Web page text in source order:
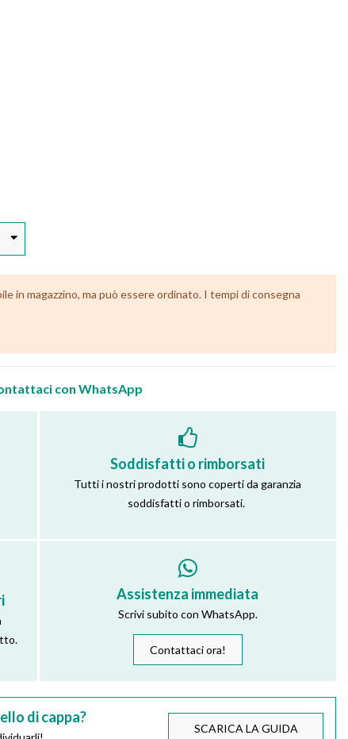
in magazzino, ma può essere ordinato. I tempi di consegna
con WhatsApp
Soddisfatti o rimborsati
Tutti i nostri prodotti sono coperti da garanzia
soddisfatti o rimborsati.
Assistenza immediata
Scrivi subito con WhatsApp.
Contattaci ora!
di cappa?
SCARICA LA GUIDA